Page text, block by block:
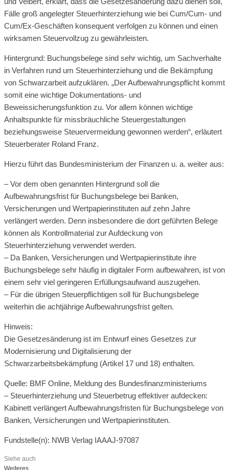
Fälle groß angelegter Steuerhinterziehung wie bei Cum/Cum- und
Cum/Ex-Geschäften konsequent verfolgen zu können und einen
wirksamen Steuervollzug zu gewährleisten.
Hintergrund: Buchungsbelege sind sehr wichtig, um Sachverhalte
in Verfahren rund um Steuerhinterziehung und die Bekämpfung
von Schwarzarbeit aufzuklären. „Der Aufbewahrungspflicht kommt
somit eine wichtige Dokumentations- und
Beweissicherungsfunktion zu. Vor allem können wichtige
Anhaltspunkte für missbräuchliche Steuergestaltungen
beziehungsweise Steuervermeidung gewonnen werden“, erläutert
Steuerberater Roland Franz.
Hierzu führt das Bundesministerium der Finanzen u. a. weiter aus:
– Vor dem oben genannten Hintergrund soll die
Aufbewahrungsfrist für Buchungsbelege bei Banken,
Versicherungen und Wertpapierinstituten auf zehn Jahre
verlängert werden. Denn insbesondere die dort geführten Belege
können als Kontrollmaterial zur Aufdeckung von
Steuerhinterziehung verwendet werden.
– Da Banken, Versicherungen und Wertpapierinstitute ihre
Buchungsbelege sehr häufig in digitaler Form aufbewahren, ist von
einem sehr viel geringeren Erfüllungsaufwand auszugehen.
– Für die übrigen Steuerpflichtigen soll für Buchungsbelege
weiterhin die achtjährige Aufbewahrungsfrist gelten.
Hinweis:
Die Gesetzesänderung ist im Entwurf eines Gesetzes zur
Modernisierung und Digitalisierung der
Schwarzarbeitsbekämpfung (Artikel 17 und 18) enthalten.
Quelle: BMF Online, Meldung des Bundesfinanzministeriums
– Steuerhinterziehung und Steuerbetrug effektiver aufdecken:
Kabinett verlängert Aufbewahrungsfristen für Buchungsbelege von
Banken, Versicherungen und Wertpapierinstituten.
Fundstelle(n): NWB Verlag IAAAJ-97087
Siehe auch
Weiteres